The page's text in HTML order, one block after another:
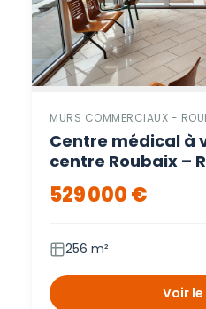
MURS COMMERCIAUX -
Centre médical à
centre Roubaix –
529 000 €
256 m²
Voir